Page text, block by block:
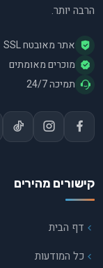
הרבה יותר.
אתר מאובטח SSL
מוכרים מאומתים
תמיכה 24/7
קישורים מהירים
דף הבית
כל המודעות